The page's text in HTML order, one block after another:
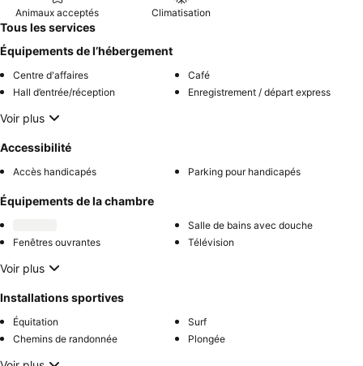
Animaux acceptés Climatisation
Tous les services
Équipements de l’hébergement
Centre d'affaires
Café
Hall d’entrée/réception
Enregistrement / départ express
Voir plus
Accessibilité
Accès handicapés Parking pour handicapés
Équipements de la chambre
Salle de bains avec douche
Fenêtres ouvrantes
Télévision
Voir plus
Installations sportives
Équitation
Surf
Chemins de randonnée
Plongée